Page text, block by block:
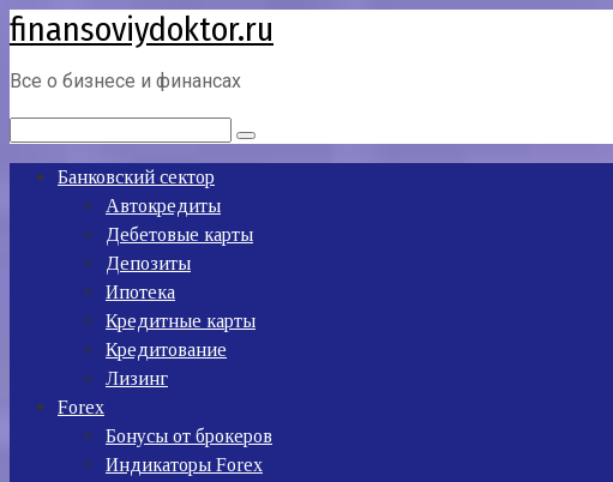
Перейти
к
контенту
finansoviydoktor.ru
Все о бизнесе и финансах
Банковский сектор
Автокредиты
Дебетовые карты
Депозиты
Ипотека
Кредитные карты
Кредитование
Лизинг
Forex
Бонусы от брокеров
Индикаторы Forex